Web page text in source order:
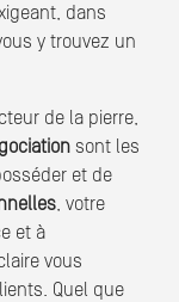
dans
y trouvez un
de la pierre,
sont les
et de
, votre
et à
vous
Quel que